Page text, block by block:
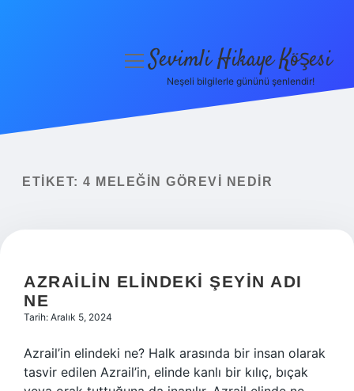
Yasal Uyarı
menüyüSevimli Hikaye Köşesi
Neşeli bilgilerle gününü şenlendir!
ETIKET: 4 MELEĞIN GÖREVI NEDIR
AZRAILIN ELINDEKI ŞEYIN ADI
NE
Tarih: Aralık 5, 2024
Azrail’in elindeki ne? Halk arasında bir insan olarak
tasvir edilen Azrail’in, elinde kanlı bir kılıç, bıçak